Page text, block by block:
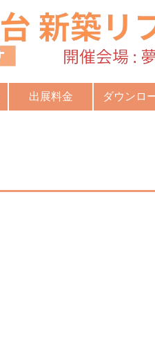
出展料金 ダウンロ